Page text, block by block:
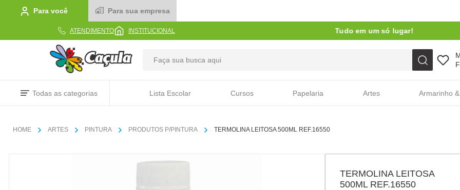
Para você Para sua empresa
ATENDIMENTO INSTITUCIONAL Tudo em um só lugar!
Todas as categorias Lista Escolar Cursos Papelaria Artes Armarinho
ARTES PINTURA PRODUTOS P/PINTURA TERMOLINA LEITOSA 500ML REF.16550
TERMOLINA LEITOSA
500ML REF.16550
TERMOS MAIS BUSCADOS